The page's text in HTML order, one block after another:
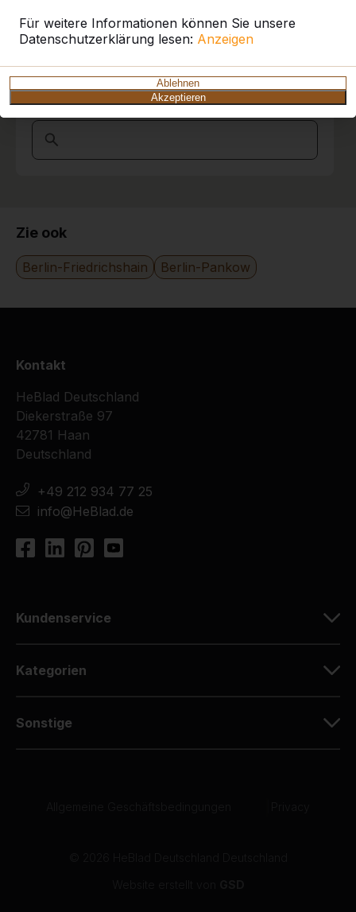
Für weitere Informationen können Sie unsere
Datenschutzerklärung lesen: Anzeigen
Ablehnen
Akzeptieren
Marion Bleich Schulburo
15-11-2017
10
Sehr freundlich, souverän und zuverlässig in
jeder Beziehung!
Ein großes Lob an den Fahrer! Sein Können
und seine Gewissenhaftigkeit bei der
Kategorie
Ort oder Postleitzahl suchen
Zie ook
Berlin-Friedrichshain Berlin-Pankow
Kontakt
HeBlad Deutschland
Diekerstraße 97
42781 Haan
Deutschland
+49 212 934 77 25
info@HeBlad.de
Kundenservice
Kategorien
Sonstige